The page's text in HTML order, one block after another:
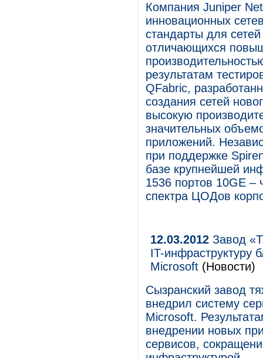
Компания Juniper
инновационных
стандарты для
отличающихся
результатам
QFabric,
создания сетей
высокую
значительных
приложений.
при поддержке
базе крупнейшей
1536 портов 10GE –
спектра ЦОДов
12.03.2012 Завод
IT-инфраструктуру
Microsoft (Новости)
Сызранский завод
внедрил систему
Microsoft.
внедрении новых
сервисов,